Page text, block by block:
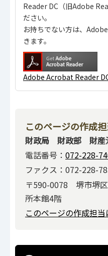
Reader DC（旧Adobe
ださい。
お持ちでない方は、
きます。
Adobe Acrobat Reader
このページの作成
財政局 財政部 財産
電話番号： 072-228-
ファクス：072-228-
〒590-0078 堺市堺
所本館4階
このページの作成担